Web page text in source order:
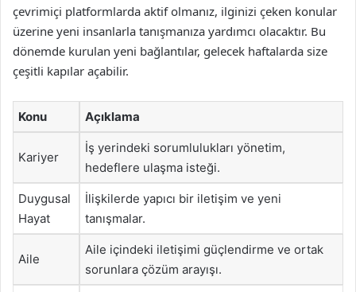
çevrimiçi platformlarda aktif olmanız, ilginizi çeken konular
üzerine yeni insanlarla tanışmanıza yardımcı olacaktır. Bu
dönemde kurulan yeni bağlantılar, gelecek haftalarda size
çeşitli kapılar açabilir.
Konu Açıklama
Kariyer
İş yerindeki sorumlulukları yönetim,
hedeflere ulaşma isteği.
Duygusal
Hayat
İlişkilerde yapıcı bir iletişim ve yeni
tanışmalar.
Aile
Aile içindeki iletişimi güçlendirme ve ortak
sorunlara çözüm arayışı.